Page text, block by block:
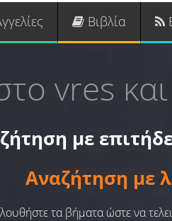
Βιβλία
vres
με
Αναζήτηση με
τα βήματα ώστε να